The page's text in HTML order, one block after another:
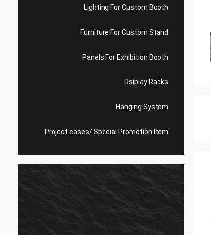
Lighting For Custom Booth
Furniture For Custom Stand
Panels For Exhibition Booth
Dsiplay Racks
Hanging System
Project cases/ Special Promotion Item